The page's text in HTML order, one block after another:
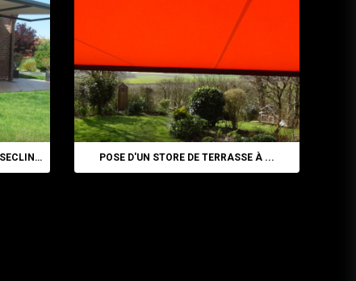
POSE D'UN STORE DE TERRASSE À SECLIN ... POSE D'UN STORE DE TERRASSE À ...